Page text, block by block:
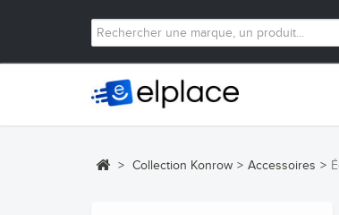
> Collection Konrow > Accessoires >